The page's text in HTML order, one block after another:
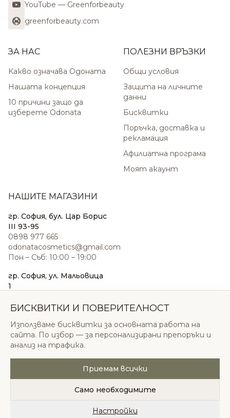
YouTube — Greenforbeauty
greenforbeauty.com
ЗА НАС
Какво означава Одоната
Нашата концепция
10 причини защо да
изберете Odonata
ПОЛЕЗНИ ВРЪЗКИ
Общи условия
Защита на личните
данни
Бисквитки
Поръчка, доставка и
рекламация
Афилиатна програма
Моят акаунт
НАШИТЕ МАГАЗИНИ
гр. София, бул. Цар Борис
III 93-95
0898 977 665
odonatacosmetics@gmail.com
Пон – Съб: 10:00 – 19:00
гр. София, ул. Мальовица
1
sales@odonatacosmetics.com
Нед: 11:00 – 18:00
© 2026 Одоната Козметикс ООД. Всички права
запазени.
Политика за поверителностОбщи условия
БИСКВИТКИ И ПОВЕРИТЕЛНОСТ
Използваме бисквитки за основната работа на
сайта. По избор — за персонализирани препоръки и
анализ на трафика.
Приемам всички
Само необходимите
Настройки